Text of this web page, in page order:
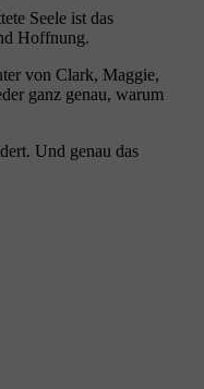
Seele ist das
Hoffnung.
von Clark, Maggie,
ganz genau, warum
Und genau das